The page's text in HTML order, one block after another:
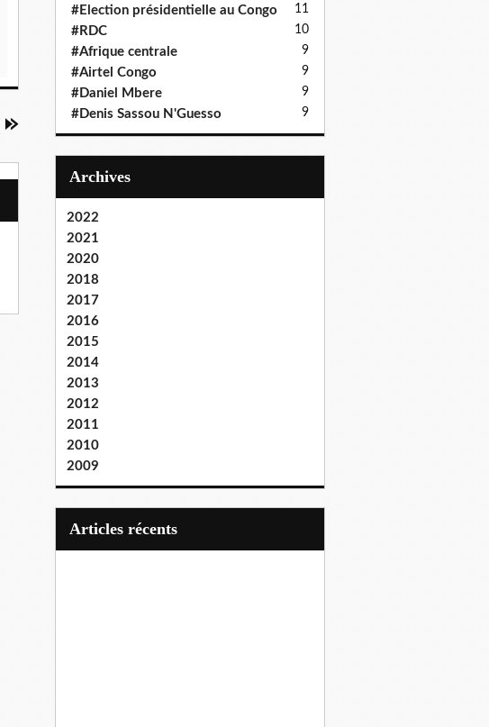
#Election présidentielle au Congo 11
#RDC 10
#Afrique centrale 9
#Airtel Congo 9
#Daniel Mbere 9
#Denis Sassou N'Guesso 9
Archives
2022
2021
2020
2018
2017
2016
2015
2014
2013
2012
2011
2010
2009
articles récents